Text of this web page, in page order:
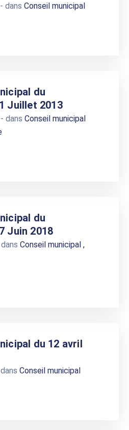
- dans Conseil municipal
du
Juillet 2013
- dans Conseil municipal
du
Juin 2018
Conseil municipal ,
du 12 avril
Conseil municipal